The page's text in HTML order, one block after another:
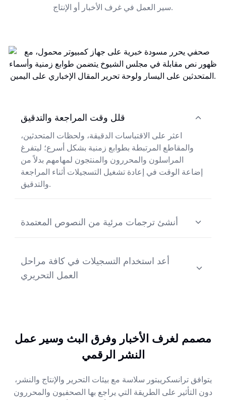
سير العمل في غرف الأخبار أو الإنتاج.
قلل وقت المراجعة والتدقيق
اعثر على الاقتباسات الدقيقة، ولحظات المتحدثين،
والمقاطع المرتبطة بطوابع زمنية بشكل أسرع؛ ليتفرغ
المراسلون والمحررون والمنتجون لمهامهم بدلاً من
إضاعة الوقت في إعادة تشغيل التسجيلات أثناء المراجعة
والتدقيق.
أنشئ ترجمات مرئية من النصوص المعتمدة
أعد استخدام التسجيلات في كافة مراحل
العمل التحريري
مصمم لغرف الأخبار وفرق البث وسير عمل
النشر الرقمي
يتوافق ترانسكريبتور سلاسة مع بيئات التحرير والإنتاج والنشر،
دون التأثير على الطريقة التي يراجع بها الصحفيون والمحررون